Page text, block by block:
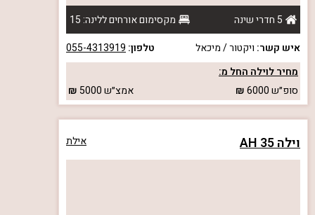
5 חדרי שינה
מקסימום אורחים ללינה: 15
איש קשר: ויקטור / מיכאל טלפון: 055-4313919
מחיר לוילה החל מ:
סופ״ש6000 אמצ״ש5000
וילה AH 35 אילת